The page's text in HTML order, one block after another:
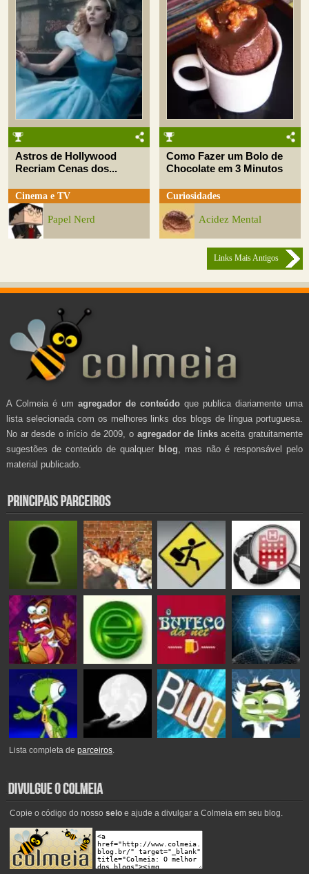
Astros de Hollywood
Recriam Cenas dos...
Cinema e TV
Papel Nerd
Como Fazer um Bolo de
Chocolate em 3 Minutos
Curiosidades
Acidez Mental
Links Mais Antigos
A Colmeia é um agregador de conteúdo que publica diariamente uma
lista selecionada com os melhores links dos blogs de língua portuguesa.
No ar desde o início de 2009, o agregador de linksaceita gratuitamente
sugestões de conteúdo de qualquer blog , mas não é responsável pelo
material publicado.
Lista completa deparceiros.
Copie o código do nosso seloe ajude a divulgar a Colmeia em seu blog.